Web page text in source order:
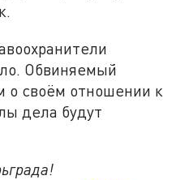
Обвиняемый
о своём отношении к
дела будут